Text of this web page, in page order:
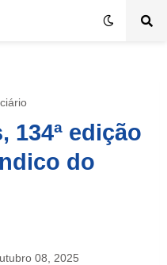
134ª edição
do
08, 2025